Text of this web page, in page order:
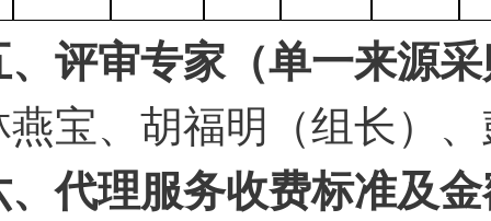
、评审专家（单一来源
燕宝、胡福明（组长）
、代理服务收费标准及